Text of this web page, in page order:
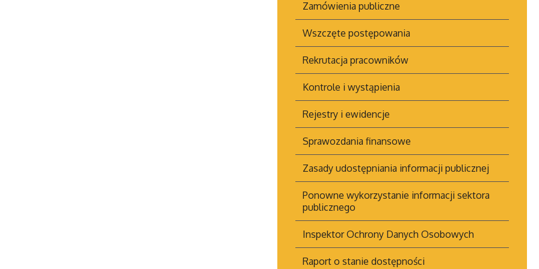
Zamówienia publiczne
Wszczęte postępowania
Rekrutacja pracowników
Kontrole i wystąpienia
Rejestry i ewidencje
Sprawozdania finansowe
Zasady udostępniania informacji publicznej
Ponowne wykorzystanie informacji sektora
publicznego
Inspektor Ochrony Danych Osobowych
Raport o stanie dostępności